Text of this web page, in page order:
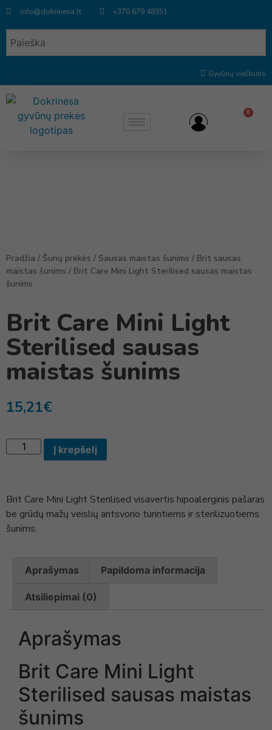
info@dokrinesa.lt +370 679 48351
Gyvūnų viešbutis
0
Pradžia / Šunų prekės / Sausas maistas šunims / Brit sausas
maistas šunims / Brit Care Mini Light Sterilised sausas maistas
šunims
Brit Care Mini Light
Sterilised sausas
maistas šunims
15,21€
Į krepšelį
Brit Care Mini Light Sterilised visavertis hipoalerginis pašaras
be grūdų mažų veislių antsvorio turintiems ir sterilizuotiems
šunims.
Aprašymas Papildoma informacija
Atsiliepimai (0)
Aprašymas
Brit Care Mini Light
Sterilised sausas maistas
šunims